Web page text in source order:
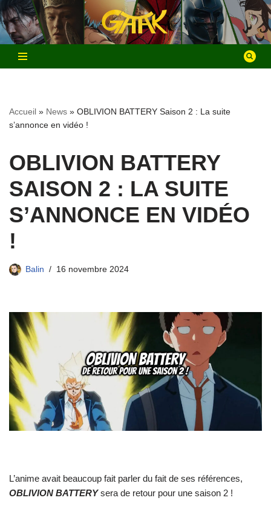
Aller
au
contenu
Accueil » News » OBLIVION BATTERY Saison 2 : La suite
s’annonce en vidéo !
OBLIVION BATTERY
SAISON 2 : LA SUITE
S’ANNONCE EN VIDÉO
!
Balin 16 novembre 2024
L’anime avait beaucoup fait parler du fait de ses références,
OBLIVION BATTERYsera de retour pour une saison 2 !